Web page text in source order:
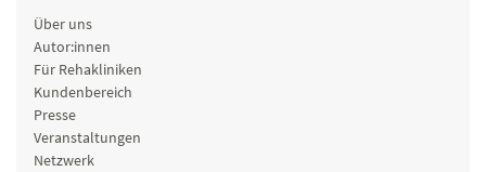
Über uns
Autor:innen
Für Rehakliniken
Kundenbereich
Presse
Veranstaltungen
Netzwerk